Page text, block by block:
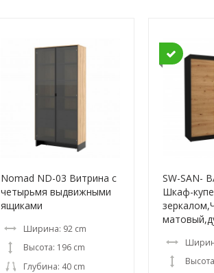
Nomad ND-03 Витрина с
четырьмя выдвижными
ящиками
Ширина: 92 cm
Высота: 196 cm
Глубина: 40 cm
SW-SAN-
Шкаф-